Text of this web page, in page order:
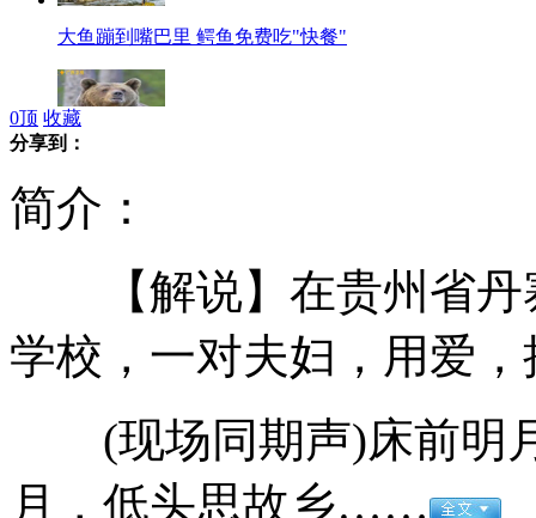
大鱼蹦到嘴巴里 鳄鱼免费吃"快餐"
中国海军舰艇首访以色列
0顶 收藏
分享到：
简介：
【解说】在贵州省丹
学校，一对夫妇，用爱
(现场同期声)床前明
月，低头思故乡……